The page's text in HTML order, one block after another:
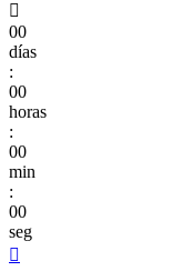

00
días
:
00
horas
:
00
min
:
00
seg
